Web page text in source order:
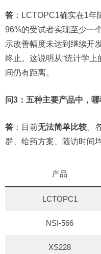
答 ：LCTOPC1确实在1
96%的受试者实现至少一
示改善幅度未达到继续开
终止。这说明从“统计学上
间仍有距离。
问3：五种主要产品中，
答 ：目前无法简单比较。
群、给药方案、随访时间
产品
LCTOPC1
NSI-566
XS228